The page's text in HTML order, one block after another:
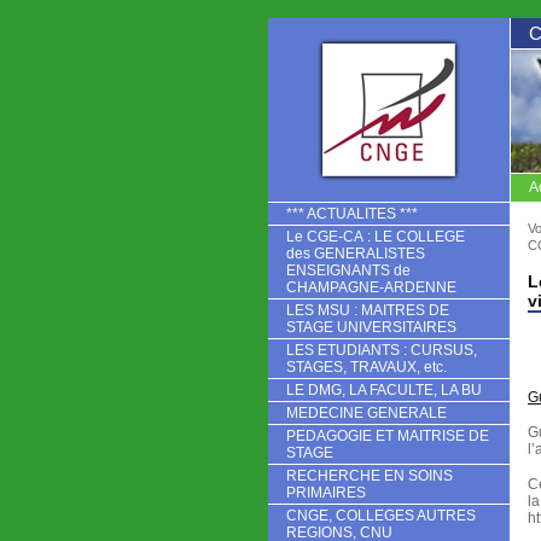
CNGE
*** ACTUALITES ***
Le CGE-CA : LE COLLEGE
des GENERALISTES
ENSEIGNANTS de
CHAMPAGNE-ARDENNE
LES MSU : MAITRES DE
STAGE UNIVERSITAIRES
LES ETUDIANTS : CURSUS,
STAGES, TRAVAUX, etc.
LE DMG, LA FACULTE, LA BU
MEDECINE GENERALE
PEDAGOGIE ET MAITRISE DE
STAGE
RECHERCHE EN SOINS
PRIMAIRES
CNGE, COLLEGES AUTRES
REGIONS, CNU